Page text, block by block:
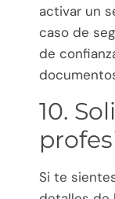
activar un
caso de
de
10.
Si te